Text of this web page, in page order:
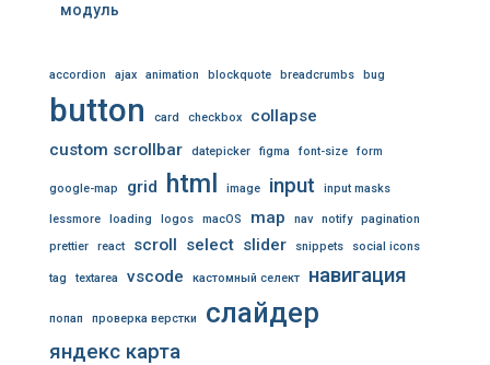
модуль
accordion ajax animation blockquote breadcrumbs bug
button card checkbox
collapse
custom scrollbar
datepicker figma font-size form
google-map grid html image input input masks
lessmore loading logos macOS map nav notify
pagination
prettier
react scroll select slider snippets social icons
tag textarea vscode кастомный селект навигация
попап проверка верстки слайдер
яндекс карта